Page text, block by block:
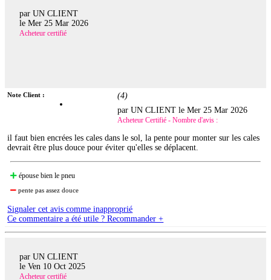
par UN CLIENT
le Mer 25 Mar 2026
Acheteur certifié
Note Client : (4)
par UN CLIENT leMer 25 Mar 2026
Acheteur Certifié - Nombre d'avis :
il faut bien encrées les cales dans le sol, la pente pour monter sur les cales
devrait être plus douce pour éviter qu'elles se déplacent.
épouse bien le pneu
pente pas assez douce
Signaler cet avis comme inapproprié
Ce commentaire a été utile ? Recommander +
par UN CLIENT
le Ven 10 Oct 2025
Acheteur certifié